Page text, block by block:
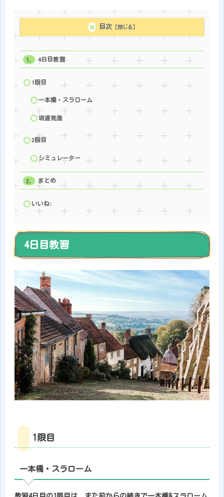
目次
4日目教習
1限目
一本橋・スラローム
坂道発進
2限目
シミュレーター
まとめ
いいね:
4日目教習
1限目
一本橋・スラローム